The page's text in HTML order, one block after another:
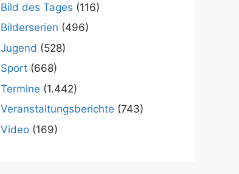
Bild des Tages (116)
Bilderserien (496)
Jugend (528)
Sport (668)
Termine (1.442)
Veranstaltungsberichte (743)
Video (169)